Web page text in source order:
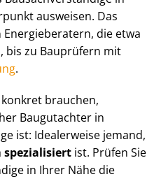
ausweisen. Das
die etwa
bis zu Bauprüfern mit
.
brauchen,
Baugutachter in
ist: Idealerweise jemand,
spezialisiert ist. Prüfen Sie
in Ihrer Nähe die